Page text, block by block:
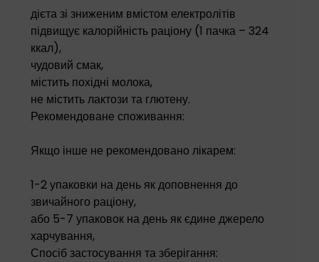
дієта зі зниженим вмістом електролітів
підвищує калорійність раціону (1 пачка – 324
ккал),
чудовий смак,
містить похідні молока,
не містить лактози та глютену.
Рекомендоване споживання:
Якщо інше не рекомендовано лікарем:
1-2 упаковки на день як доповнення до
звичайного раціону,
або 5-7 упаковок на день як єдине джерело
харчування,
Спосіб застосування та зберігання: